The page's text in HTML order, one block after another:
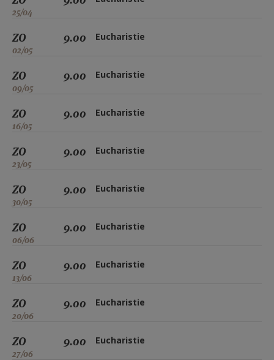
25/04
ZO
02/05
9.00 Eucharistie
ZO
09/05
9.00 Eucharistie
ZO
16/05
9.00 Eucharistie
ZO
23/05
9.00 Eucharistie
ZO
30/05
9.00 Eucharistie
ZO
06/06
9.00 Eucharistie
ZO
13/06
9.00 Eucharistie
ZO
20/06
9.00 Eucharistie
ZO
27/06
9.00 Eucharistie